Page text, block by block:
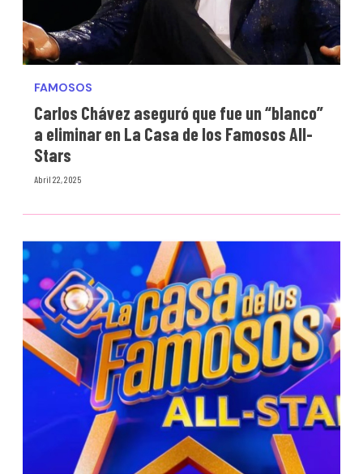
FAMOSOS
Carlos Chávez aseguró que fue un “blanco”
a eliminar en La Casa de los Famosos All-
Stars
Abril 22, 2025